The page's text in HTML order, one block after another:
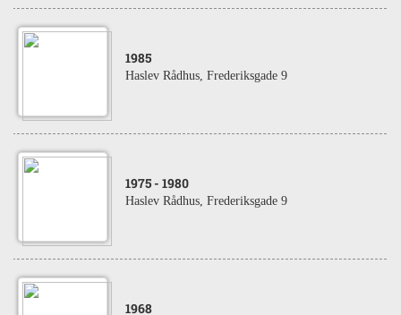
1985
Haslev Rådhus, Frederiksgade 9
1975 - 1980
Haslev Rådhus, Frederiksgade 9
1968